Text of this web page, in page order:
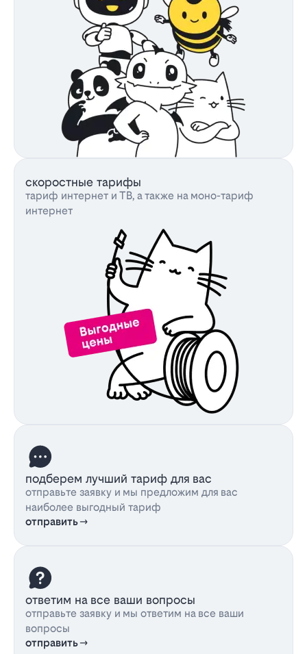
скоростные тарифы
тариф интернет и ТВ, а также на моно-тариф
интернет
подберем лучший тариф для вас
отправьте заявку и мы предложим для вас
наиболее выгодный тариф
отправить
ответим на все ваши вопросы
отправьте заявку и мы ответим на все ваши
вопросы
отправить